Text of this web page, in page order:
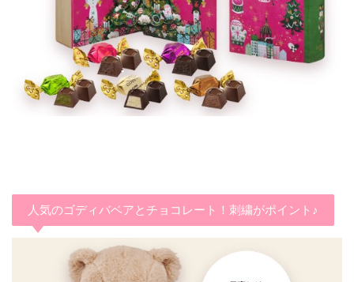
人気のゴディバベアとチョコレート！刺繍がポイント♪